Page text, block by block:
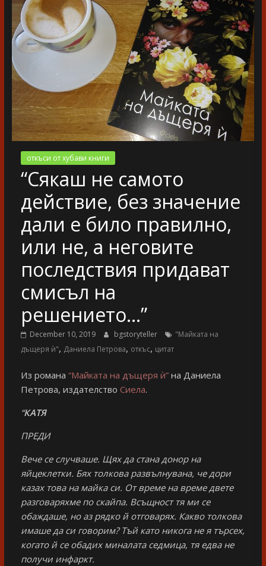
разказ
откъси от хубави книги
“Сякаш не самото
действие, без значение
дали е било правилно,
или не, а неговите
последствия придават
смисъл на
решението…”
December 10, 2019 bgstoryteller
"Майката на
дъщеря ѝ", Даниела Петрова, откъс, цитат
Из романа “Майката на дъщеря ѝ”на Даниела
Петрова, издателство Сиела.
“КАТЯ
ПРЕДИ
Вече се случваше. Щях да стана донор на
яйцеклетки. Бях толкова развълнувана, че дори
казах това на майка си. От време на време двете
разговаряхме по скайпа. Всъщност тя ми се
обаждаше, но аз рядко й отговарях. Какво толкова
имаше да си говорим? Тъй като никога не я търсех,
когато й се обадих миналата седмица, тя едва не
получи инфаркт.